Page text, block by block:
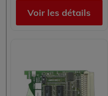
Voir les détails